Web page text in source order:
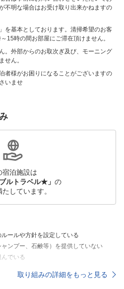
不明な場合はお受け取り出来かねますの
を基本としております。清掃希望のお客
15時の間お部屋にご滞在頂けません。
。外部からのお取次ぎ及び、モーニング
せん。
様がお困りになることがございますの
いませ
宿泊施設は
ルトラベル★」 の
しています。
ールや方針を設定している
ンプー、石鹸等）を提供していない
でいる
取り組みの詳細をもっと見る